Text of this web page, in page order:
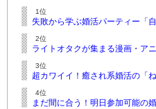
1位
失敗から学ぶ婚活パーティー「自
2位
ライトオタクが集まる漫画・ア
3位
超カワイイ！癒され系婚活の「
4位
まだ間に合う！明日参加可能の